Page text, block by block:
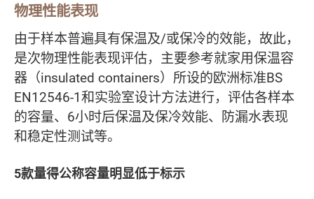
物理性能表现
由于样本普遍具有保温及/或保冷的效能，故此，
是次物理性能表现评估，主要参考就家用保温容
器（insulated containers）所设的欧洲标准BS
EN12546-1和实验室设计方法进行，评估各样本
的容量、6小时后保温及保冷效能、防漏水表现
和稳定性测试等。
5款量得公称容量明显低于标示